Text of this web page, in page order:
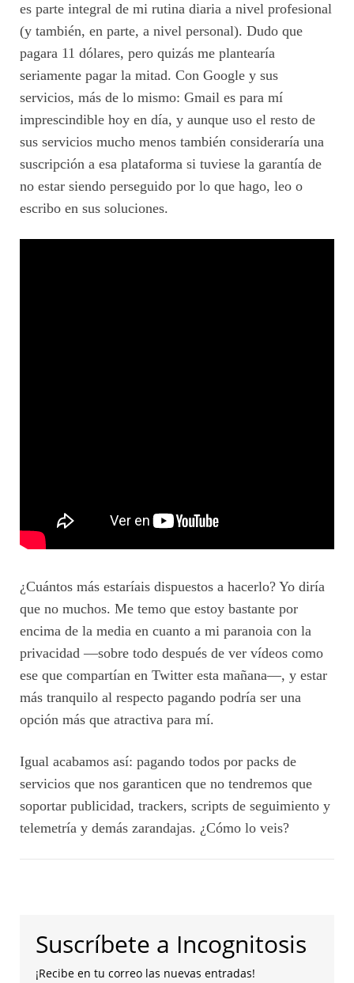
es parte integral de mi rutina diaria a nivel profesional
(y también, en parte, a nivel personal). Dudo que
pagara 11 dólares, pero quizás me plantearía
seriamente pagar la mitad. Con Google y sus
servicios, más de lo mismo: Gmail es para mí
imprescindible hoy en día, y aunque uso el resto de
sus servicios mucho menos también consideraría una
suscripción a esa plataforma si tuviese la garantía de
no estar siendo perseguido por lo que hago, leo o
escribo en sus soluciones.
¿Cuántos más estaríais dispuestos a hacerlo? Yo diría
que no muchos. Me temo que estoy bastante por
encima de la media en cuanto a mi paranoia con la
privacidad —sobre todo después de ver vídeos como
ese que compartían en Twitter esta mañana—, y estar
más tranquilo al respecto pagando podría ser una
opción más que atractiva para mí.
Igual acabamos así: pagando todos por packs de
servicios que nos garanticen que no tendremos que
soportar publicidad, trackers, scripts de seguimiento y
telemetría y demás zarandajas. ¿Cómo lo veis?
Suscríbete a Incognitosis
¡Recibe en tu correo las nuevas entradas!